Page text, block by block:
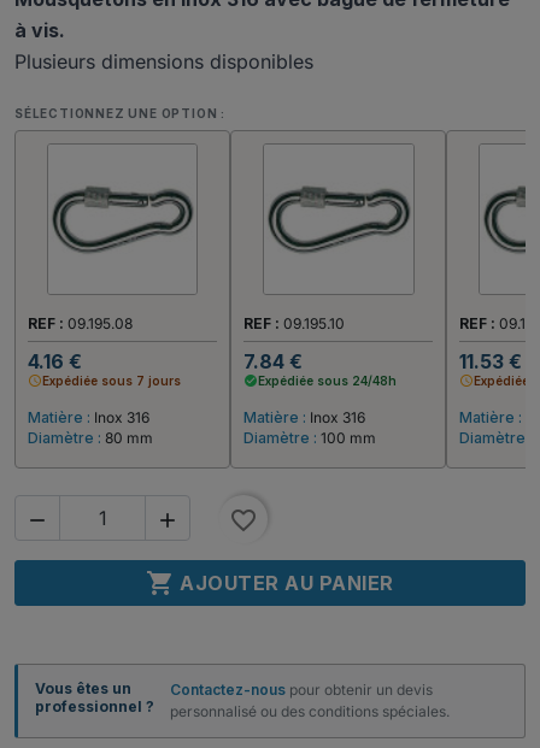
à vis.
Plusieurs dimensions disponibles
SÉLECTIONNEZ UNE OPTION :
REF : 09.195.08
4.16 €
scheduleExpédiée sous 7 jours
Matière : Inox 316
Diamètre : 80 mm
REF : 09.195.10
7.84 €
check_circleExpédiée sous 24/48h
Matière : Inox 316
Diamètre : 100 mm
REF :
11.53 €
scheduleExpédiée
Matière :
Diamètre :
  favorite_border
 AJOUTER AU PANIER
Vous êtes un
professionnel ?
Contactez-nous pour obtenir un devis
personnalisé ou des conditions spéciales.